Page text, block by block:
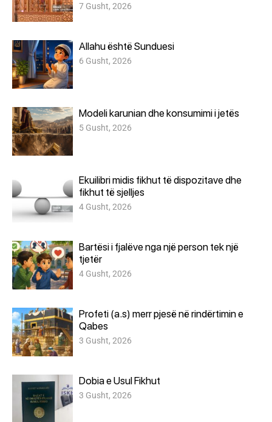
7 Gusht, 2026
Allahu është Sunduesi
6 Gusht, 2026
Modeli karunian dhe konsumimi i jetës
5 Gusht, 2026
Ekuilibri midis fikhut të dispozitave dhe
fikhut të sjelljes
4 Gusht, 2026
Bartësi i fjalëve nga një person tek një
tjetër
4 Gusht, 2026
Profeti (a.s) merr pjesë në rindërtimin e
Qabes
3 Gusht, 2026
Dobia e Usul Fikhut
3 Gusht, 2026